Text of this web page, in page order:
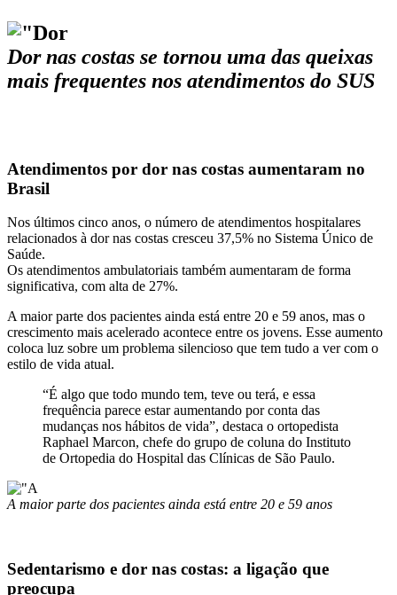
Dor nas costas se tornou uma das queixas
mais frequentes nos atendimentos do SUS
Atendimentos por dor nas costas aumentaram no
Brasil
Nos últimos cinco anos, o número de atendimentos hospitalares
relacionados à dor nas costas cresceu 37,5% no Sistema Único de
Saúde.
Os atendimentos ambulatoriais também aumentaram de forma
significativa, com alta de 27%.
A maior parte dos pacientes ainda está entre 20 e 59 anos, mas o
crescimento mais acelerado acontece entre os jovens. Esse aumento
coloca luz sobre um problema silencioso que tem tudo a ver com o
estilo de vida atual.
“É algo que todo mundo tem, teve ou terá, e essa
frequência parece estar aumentando por conta das
mudanças nos hábitos de vida”, destaca o ortopedista
Raphael Marcon, chefe do grupo de coluna do Instituto
de Ortopedia do Hospital das Clínicas de São Paulo.
A maior parte dos pacientes ainda está entre 20 e 59 anos
Sedentarismo e dor nas costas: a ligação que
preocupa